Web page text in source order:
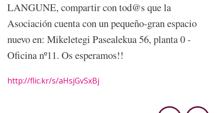
LANGUNE, compartir con tod@s que la
Asociación cuenta con un pequeño-gran espacio
nuevo en: Mikeletegi Pasealekua 56, planta 0 -
Oficina nº11. Os esperamos!!
http://flic.kr/s/aHsjGvSxBj